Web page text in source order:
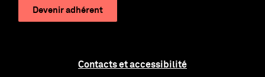
Devenir adhérent
Contacts et accessibilité